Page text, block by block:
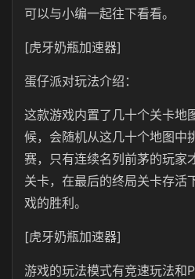
可以与小编一起往下看看。
[虎牙奶瓶加速器]
蛋仔派对玩法介绍：
这款游戏内置了几十个关卡地
候，会随机从这几十个地图中
赛，只有连续名列前茅的玩家
关卡，在最后的终局关卡存活
戏的胜利。
[虎牙奶瓶加速器]
游戏的玩法模式有竞速玩法和